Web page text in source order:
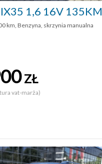
1,6 16V 135KM
km, Benzyna, skrzynia manualna
ZŁ
vat-marża)